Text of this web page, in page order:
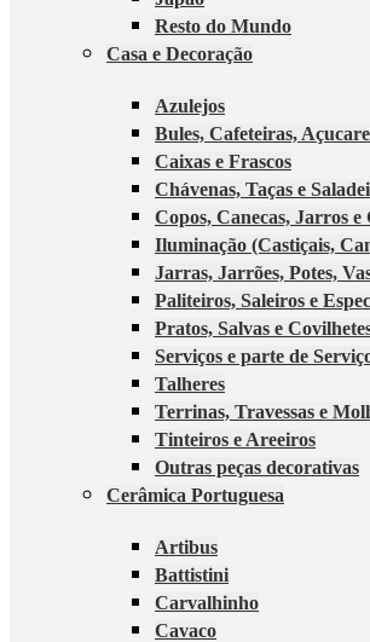
Resto do Mundo
Casa e Decoração
Azulejos
Bules, Cafeteiras,
Caixas e Frascos
Chávenas, Taças e
Copos, Canecas, Jarros e
Iluminação (Castiçais,
Jarras, Jarrões, Potes,
Paliteiros, Saleiros e
Pratos, Salvas e
Serviços e parte de
Talheres
Terrinas, Travessas e
Tinteiros e Areeiros
Outras peças decorativas
Cerâmica Portuguesa
Artibus
Battistini
Carvalhinho
Cavaco